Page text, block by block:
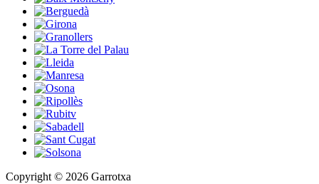
Copyright © 2026 Garrotxa